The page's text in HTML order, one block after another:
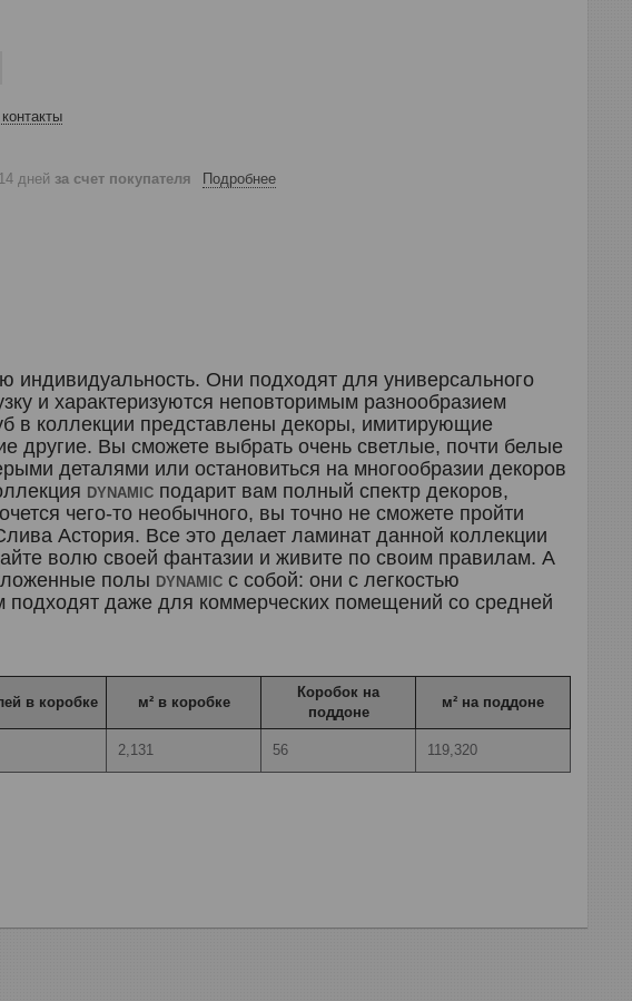
дней за счет покупателя Подробнее
индивидуальность. Они подходят для универсального
и характеризуются неповторимым разнообразием
в коллекции представлены декоры, имитирующие
другие. Вы сможете выбрать очень светлые, почти белые
деталями или остановиться на многообразии декоров
DYNAMIC подарит вам полный спектр декоров,
чего-то необычного, вы точно не сможете пройти
Астория. Все это делает ламинат данной коллекции
волю своей фантазии и живите по своим правилам. А
полы DYNAMIC с собой: они с легкостью
даже для коммерческих помещений со средней
в коробке м² в коробке
Коробок на
поддоне
м² на поддоне
2,131 56 119,320